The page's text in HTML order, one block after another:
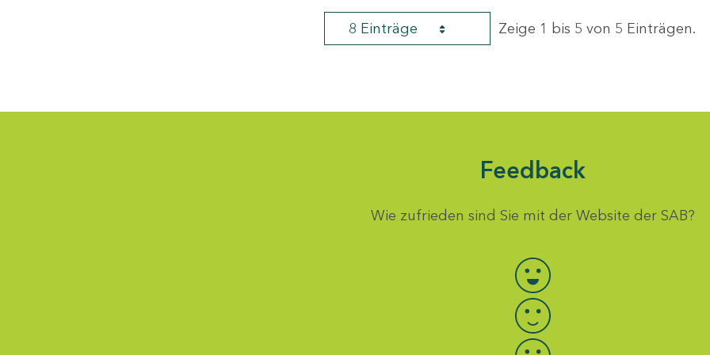
8 Einträge Zeige 1 bis 5 von 5 Einträgen.
Feedback
Wie zufrieden sind Sie mit der Website der SAB?
Bewertung auswählen